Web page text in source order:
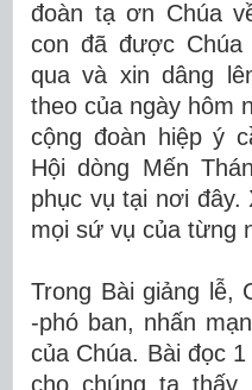
đoàn tạ ơn Chúa
con đã được
qua và xin dâng
theo của ngày hôm
cộng đoàn hiệp ý
Hội dòng Mến
phục vụ tại nơi đây.
mọi sứ vụ của từng
Trong Bài giảng lễ,
-phó ban, nhấn
của Chúa. Bài đọc
cho chúng ta